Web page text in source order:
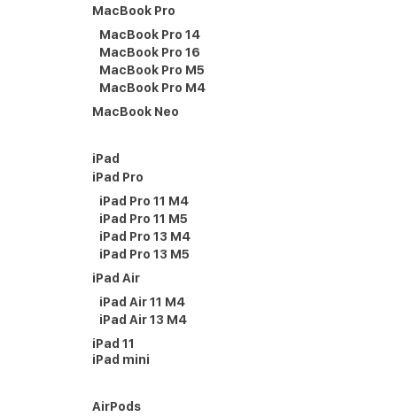
MacBook Pro
MacBook Pro 14
MacBook Pro 16
MacBook Pro M5
MacBook Pro M4
MacBook Neo
iPad
iPad Pro
iPad Pro 11 M4
iPad Pro 11 M5
iPad Pro 13 M4
iPad Pro 13 M5
iPad Air
iPad Air 11 M4
iPad Air 13 M4
iPad 11
iPad mini
AirPods